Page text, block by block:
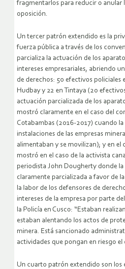
fragmentarlos para reducir o anular
oposición.
Un tercer patrón extendido es la
fuerza pública a través de los
parcializa la actuación de los
intereses empresariales, abriendo
de derechos: 50 efectivos policiales
Hudbay y 22 en Tintaya (20
actuación parcializada de los
mostró claramente en el caso del
Cotabambas (2016-2017) cuando la
instalaciones de las empresas
alimentaban y se movilizan); y en el
mostró en el caso de la activista
periodista John Dougherty donde
claramente parcializada a favor de
la labor de los defensores de
intereses de la empresa por parte
la Policía en Cusco: “Estaban
estaban alentando los actos de
minera. Está sancionado
actividades que pongan en riesgo
Un cuarto patrón extendido son los